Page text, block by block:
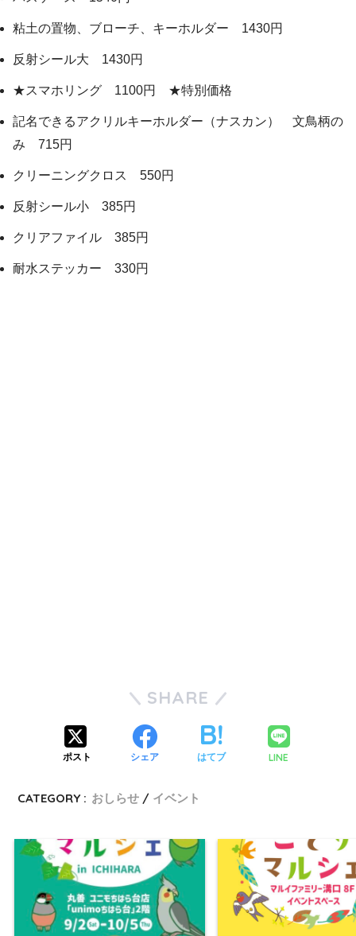
粘土の置物、ブローチ、キーホルダー 1430円
反射シール大 1430円
★スマホリング 1100円 ★特別価格
記名できるアクリルキーホルダー（ナスカン） 文鳥柄の
み 715円
クリーニングクロス 550円
反射シール小 385円
クリアファイル 385円
耐水ステッカー 330円
SHARE
ポスト シェア はてブ LINE
CATEGORY : おしらせ イベント